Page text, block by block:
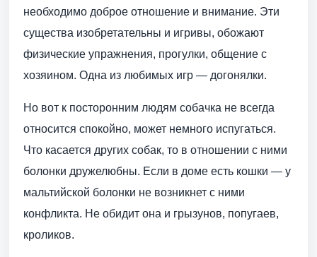
необходимо доброе отношение и внимание. Эти
существа изобретательны и игривы, обожают
физические упражнения, прогулки, общение с
хозяином. Одна из любимых игр — догонялки.
Но вот к посторонним людям собачка не всегда
относится спокойно, может немного испугаться.
Что касается других собак, то в отношении с ними
болонки дружелюбны. Если в доме есть кошки — у
мальтийской болонки не возникнет с ними
конфликта. Не обидит она и грызунов, попугаев,
кроликов.